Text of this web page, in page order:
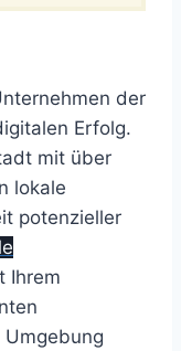
der
Erfolg.
mit über
lokale
potenzieller
Ihrem